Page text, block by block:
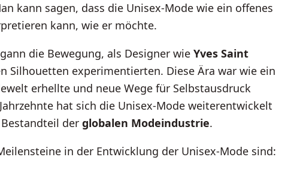
kann sagen, dass die Unisex-Mode wie ein offenes
kann, wie er möchte.
die Bewegung, als Designer wie Yves Saint
Silhouetten experimentierten. Diese Ära war wie ein
erhellte und neue Wege für Selbstausdruck
hat sich die Unisex-Mode weiterentwickelt
der globalen Modeindustrie.
in der Entwicklung der Unisex-Mode sind: